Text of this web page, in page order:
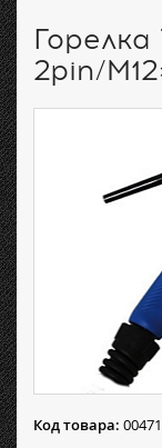
Горелка
2pin/
Код товара: